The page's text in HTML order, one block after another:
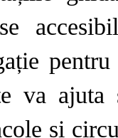
va ajuta
și